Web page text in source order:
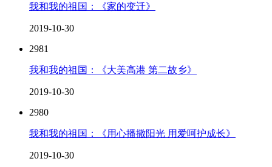
我和我的祖国：《家的变迁》
2019-10-30
2981
我和我的祖国：《大美高港 第二故乡》
2019-10-30
2980
我和我的祖国：《用心播撒阳光 用爱呵护成长》
2019-10-30